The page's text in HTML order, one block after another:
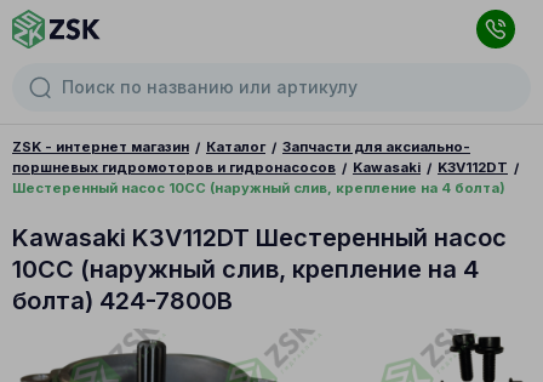
ZSK - интернет магазин Каталог
Запчасти для аксиально-
поршневых гидромоторов и гидронасосов
Kawasaki
K3V112DT
Шестеренный насос 10CC (наружный слив, крепление на 4 болта)
Kawasaki K3V112DT Шестеренный насос
10CC (наружный слив, крепление на 4
болта) 424-7800B